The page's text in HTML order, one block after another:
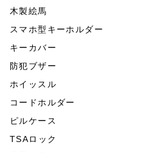
木製絵馬
スマホ型キーホルダー
キーカバー
防犯ブザー
ホイッスル
コードホルダー
ピルケース
TSAロック